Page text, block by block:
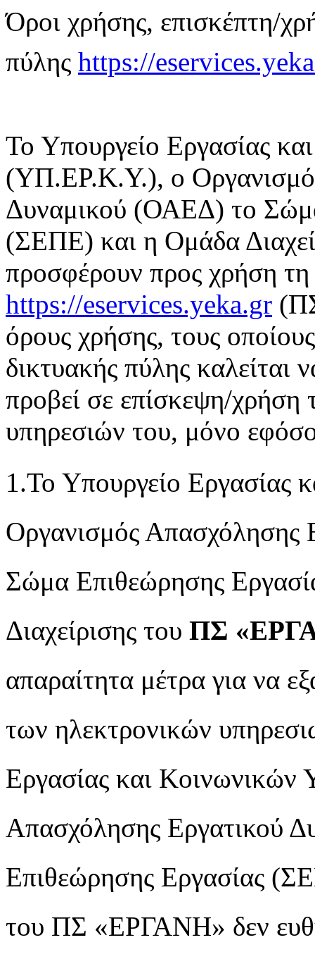
Όροι χρήσης, επισκέπτη/
πύλης https://
Το Υπουργείο Εργασίας
(ΥΠ.ΕΡ.Κ.Υ.), ο
Δυναμικού (ΟΑΕΔ) το
(ΣΕΠΕ) και η Ομάδα
προσφέρουν προς χρήση τη
https://eservices.yeka.gr
όρους χρήσης, τους
δικτυακής πύλης καλείται
προβεί σε επίσκεψη/χρήση
υπηρεσιών του, μόνο
1.Το Υπουργείο Εργασίας
Οργανισμός
Σώμα Επιθεώρησης
Διαχείρισης του ΠΣ
απαραίτητα μέτρα για να
των ηλεκτρονικών
Εργασίας και
Απασχόλησης Εργατικού
Επιθεώρησης Εργασίας
του ΠΣ «ΕΡΓΑΝΗ» δεν